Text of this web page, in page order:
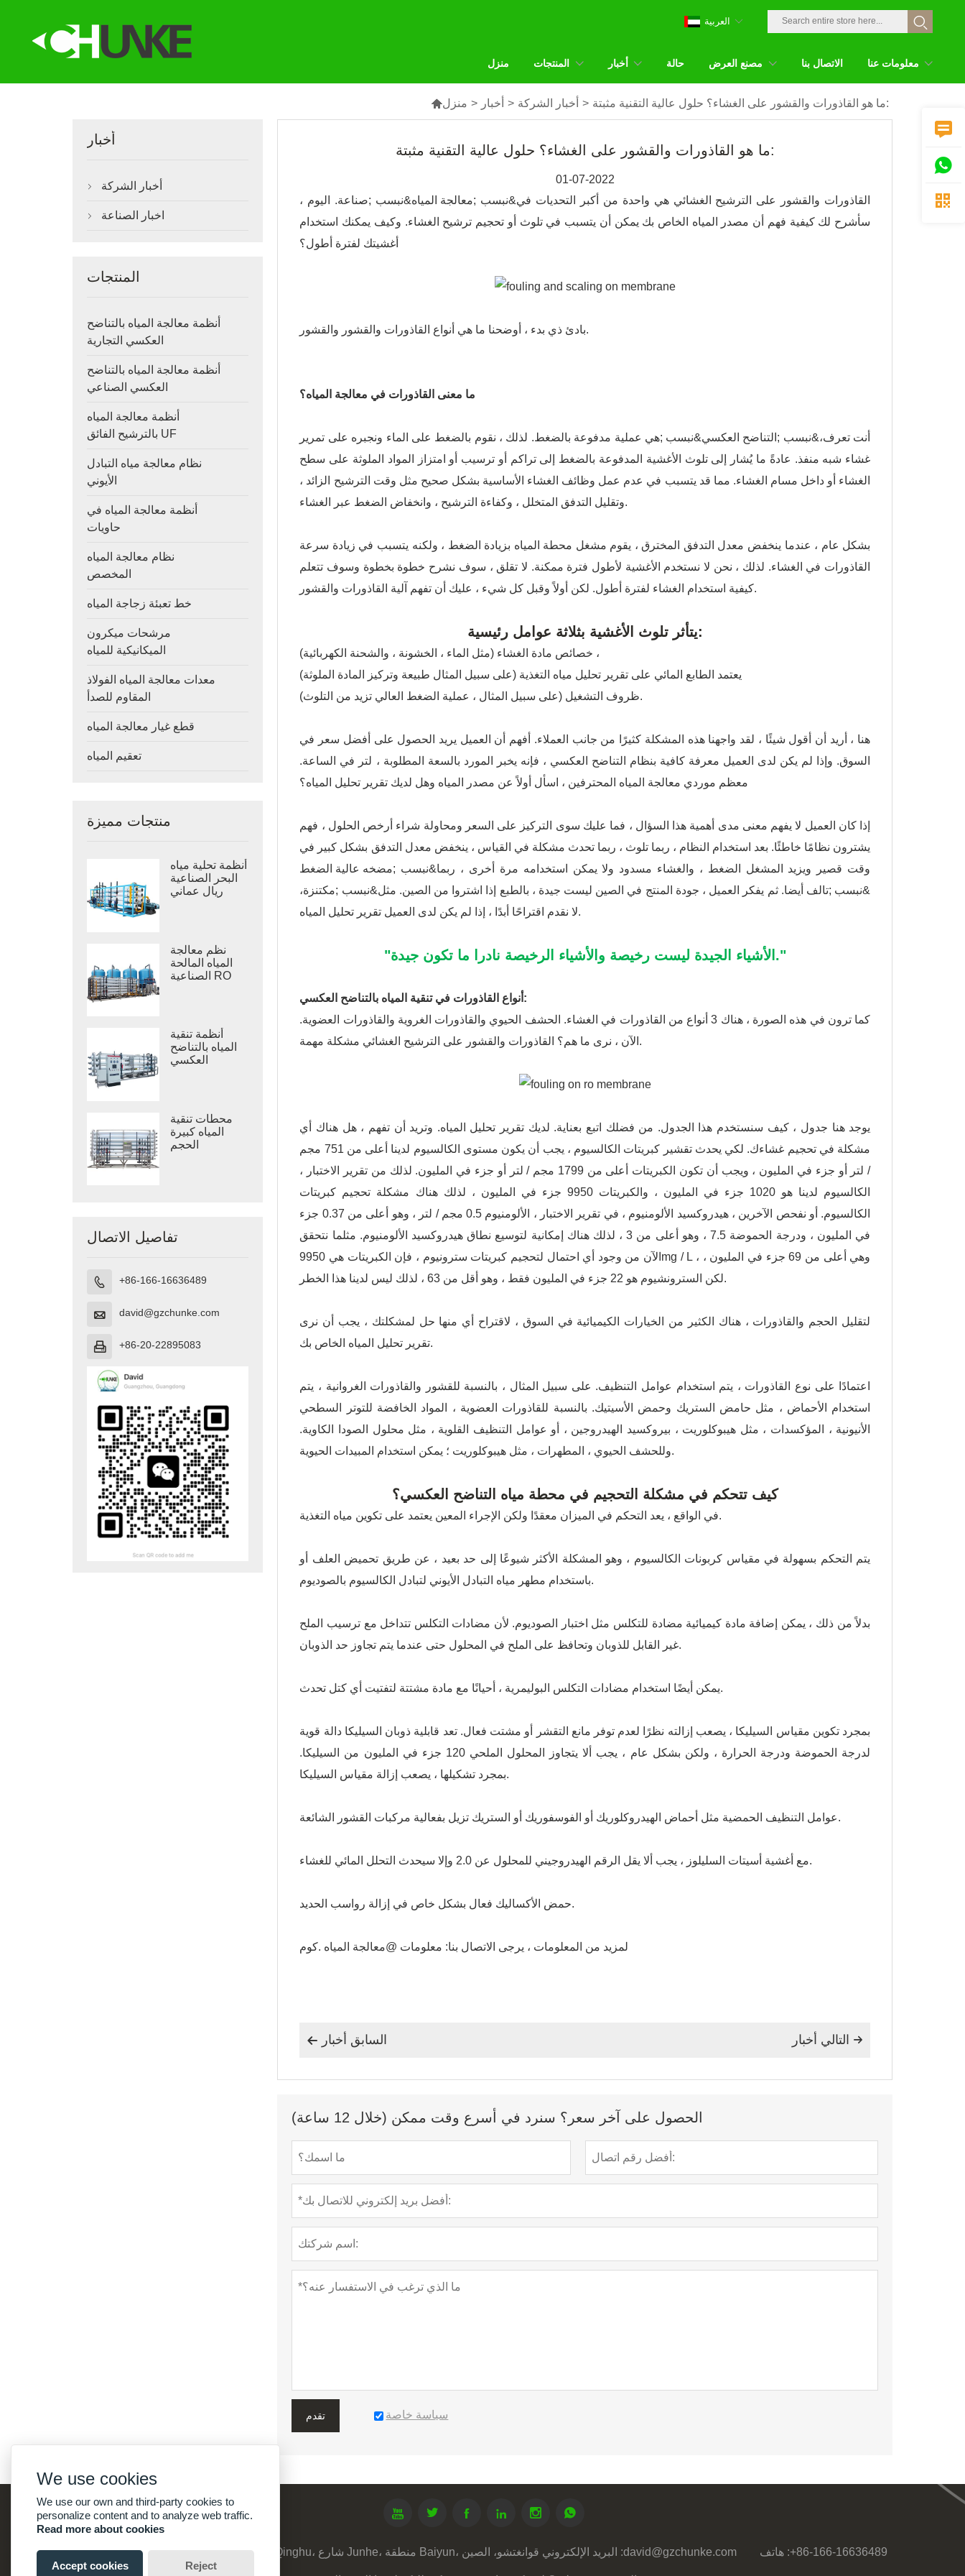
منزل المنتجات أخبار حالة مصنع العرض الاتصال بنا معلومات عنا
العربية
منزل > أخبار > أخبار الشركة > ما هو القاذورات والقشور على الغشاء؟ حلول عالية التقنية مثبتة:
أخبار
 أخبار الشركة
 اخبار الصناعة
المنتجات
أنظمة معالجة المياه بالتناضح
العكسي التجارية
أنظمة معالجة المياه بالتناضح
العكسي الصناعي
أنظمة معالجة المياه
بالترشيح الفائق UF
نظام معالجة مياه التبادل
الأيوني
أنظمة معالجة المياه في
حاويات
نظام معالجة المياه
المخصص
خط تعبئة زجاجة المياه
مرشحات ميكرون
الميكانيكية للمياه
معدات معالجة المياه الفولاذ
المقاوم للصدأ
قطع غيار معالجة المياه
تعقيم المياه
منتجات مميزة
أنظمة تحلية مياه
البحر الصناعية
ريال عماني
نظم معالجة
المياه المالحة
الصناعية RO
أنظمة تنقية
المياه بالتناضح
العكسي
محطات تنقية
المياه كبيرة
الحجم
تفاصيل الاتصال
 +86-166-16636489
 david@gzchunke.com
 +86-20-22895083
ما هو القاذورات والقشور على الغشاء؟ حلول عالية التقنية مثبتة:
01-07-2022
القاذورات والقشور على الترشيح الغشائي هي واحدة من أكبر التحديات في&نبسب ;معالجة المياه&نبسب ;صناعة. اليوم ،
سأشرح لك كيفية فهم أن مصدر المياه الخاص بك يمكن أن يتسبب في تلوث أو تحجيم ترشيح الغشاء. وكيف يمكنك استخدام
أغشيتك لفترة أطول؟
بادئ ذي بدء ، أوضحنا ما هي أنواع القاذورات والقشور والقشور.
ما معنى القاذورات في معالجة المياه؟
أنت تعرف،&نبسب ; التناضح العكسي&نبسب ;هي عملية مدفوعة بالضغط. لذلك ، نقوم بالضغط على الماء ونجبره على تمرير
غشاء شبه منفذ. عادةً ما يُشار إلى تلوث الأغشية المدفوعة بالضغط إلى تراكم أو ترسيب أو امتزاز المواد الملوثة على سطح
الغشاء أو داخل مسام الغشاء. مما قد يتسبب في عدم عمل وظائف الغشاء الأساسية بشكل صحيح مثل وقت الترشيح الزائد ،
وتقليل التدفق المتخلل ، وكفاءة الترشيح ، وانخفاض الضغط عبر الغشاء.
بشكل عام ، عندما ينخفض ​​معدل التدفق المخترق ، يقوم مشغل محطة المياه بزيادة الضغط ، ولكنه يتسبب في زيادة سرعة
القاذورات في الغشاء. لذلك ، نحن لا نستخدم الأغشية لأطول فترة ممكنة. لا تقلق ، سوف نشرح خطوة بخطوة وسوف تتعلم
كيفية استخدام الغشاء لفترة أطول. لكن أولاً وقبل كل شيء ، عليك أن تفهم آلية القاذورات والقشور.
يتأثر تلوث الأغشية بثلاثة عوامل رئيسية:
خصائص مادة الغشاء (مثل الماء ، الخشونة ، والشحنة الكهربائية) ،
يعتمد الطابع المائي على تقرير تحليل مياه التغذية (على سبيل المثال طبيعة وتركيز المادة الملوثة)
ظروف التشغيل (على سبيل المثال ، عملية الضغط العالي تزيد من التلوث).
هنا ، أريد أن أقول شيئًا ، لقد واجهنا هذه المشكلة كثيرًا من جانب العملاء. أفهم أن العميل يريد الحصول على أفضل سعر في
السوق. وإذا لم يكن لدى العميل معرفة كافية بنظام التناضح العكسي ، فإنه يخبر المورد بالسعة المطلوبة ، لتر في الساعة.
معظم موردي معالجة المياه المحترفين ، اسأل أولاً عن مصدر المياه وهل لديك تقرير تحليل المياه؟
إذا كان العميل لا يفهم معنى مدى أهمية هذا السؤال ، فما عليك سوى التركيز على السعر ومحاولة شراء أرخص الحلول ، فهم
يشترون نظامًا خاطئًا. بعد استخدام النظام ، ربما تلوث ، ربما تحدث مشكلة في القياس ، ينخفض ​​معدل التدفق بشكل كبير في
وقت قصير ويزيد المشغل الضغط ، والغشاء مسدود ولا يمكن استخدامه مرة أخرى ، ربما&نبسب ;مضخه عالية الضغط
&نبسب ;تالف أيضا. ثم يفكر العميل ، جودة المنتج في الصين ليست جيدة ، بالطبع إذا اشتروا من الصين. مثل&نبسب ;مكتنزة،
لا نقدم اقتراحًا أبدًا ، إذا لم يكن لدى العميل تقرير تحليل المياه.
"الأشياء الجيدة ليست رخيصة والأشياء الرخيصة نادرا ما تكون جيدة."
أنواع القاذورات في تنقية المياه بالتناضح العكسي:
كما ترون في هذه الصورة ، هناك 3 أنواع من القاذورات في الغشاء. الحشف الحيوي والقاذورات الغروية والقاذورات العضوية.
الآن ، نرى ما هم؟ القاذورات والقشور على الترشيح الغشائي مشكلة مهمة.
يوجد هنا جدول ، كيف سنستخدم هذا الجدول. من فضلك اتبع بعناية. لديك تقرير تحليل المياه. وتريد أن تفهم ، هل هناك أي
مشكلة في تحجيم غشاءك. لكي يحدث تقشير كبريتات الكالسيوم ، يجب أن يكون مستوى الكالسيوم لدينا أعلى من 751 مجم
/ لتر أو جزء في المليون ، ويجب أن تكون الكبريتات أعلى من 1799 مجم / لتر أو جزء في المليون. لذلك من تقرير الاختبار ،
الكالسيوم لدينا هو 1020 جزء في المليون ، والكبريتات 9950 جزء في المليون ، لذلك هناك مشكلة تحجيم كبريتات
الكالسيوم. أو نفحص الآخرين ، هيدروكسيد الألومنيوم ، في تقرير الاختبار ، الألومنيوم 0.5 مجم / لتر ، وهو أعلى من 0.37 جزء
في المليون ، ودرجة الحموضة 7.5 ، وهو أعلى من 3 ، لذلك هناك إمكانية لتوسيع نطاق هيدروكسيد الألومنيوم. مثلما نتحقق
الآن من وجود أي احتمال لتحجيم كبريتات سترونيوم ، فإن الكبريتات هي 9950mg / L ، وهي أعلى من 69 جزء في المليون ،
لكن السترونشيوم هو 22 جزء في المليون فقط ، وهو أقل من 63 ، لذلك ليس لدينا هذا الخطر.
لتقليل الحجم والقاذورات ، هناك الكثير من الخيارات الكيميائية في السوق ، لاقتراح أي منها حل لمشكلتك ، يجب أن نرى
تقرير تحليل المياه الخاص بك.
اعتمادًا على نوع القاذورات ، يتم استخدام عوامل التنظيف. على سبيل المثال ، بالنسبة للقشور والقاذورات الغروانية ، يتم
استخدام الأحماض ، مثل حامض الستريك وحمض الأسيتيك. بالنسبة للقاذورات العضوية ، المواد الخافضة للتوتر السطحي
الأنيونية ، المؤكسدات ، مثل هيبوكلوريت ، بيروكسيد الهيدروجين ، أو عوامل التنظيف القلوية ، مثل محلول الصودا الكاوية.
وللحشف الحيوي ، المطهرات ، مثل هيبوكلوريت ؛ يمكن استخدام المبيدات الحيوية.
كيف تتحكم في مشكلة التحجيم في محطة مياه التناضح العكسي؟
في الواقع ، يعد التحكم في الميزان معقدًا ولكن الإجراء المعين يعتمد على تكوين مياه التغذية.
يتم التحكم بسهولة في مقياس كربونات الكالسيوم ، وهو المشكلة الأكثر شيوعًا إلى حد بعيد ، عن طريق تحميض العلف أو
باستخدام مطهر مياه التبادل الأيوني لتبادل الكالسيوم بالصوديوم.
بدلاً من ذلك ، يمكن إضافة مادة كيميائية مضادة للتكلس مثل اختبار الصوديوم. لأن مضادات التكلس تتداخل مع ترسيب الملح
غير القابل للذوبان وتحافظ على الملح في المحلول حتى عندما يتم تجاوز حد الذوبان.
يمكن أيضًا استخدام مضادات التكلس البوليمرية ، أحيانًا مع مادة مشتتة لتفتيت أي كتل تحدث.
بمجرد تكوين مقياس السيليكا ، يصعب إزالته نظرًا لعدم توفر مانع التقشر أو مشتت فعال. تعد قابلية ذوبان السيليكا دالة قوية
لدرجة الحموضة ودرجة الحرارة ، ولكن بشكل عام ، يجب ألا يتجاوز المحلول الملحي 120 جزء في المليون من السيليكا.
بمجرد تشكيلها ، يصعب إزالة مقياس السيليكا.
عوامل التنظيف الحمضية مثل أحماض الهيدروكلوريك أو الفوسفوريك أو الستريك تزيل بفعالية مركبات القشور الشائعة.
مع أغشية أسيتات السليلوز ، يجب ألا يقل الرقم الهيدروجيني للمحلول عن 2.0 وإلا سيحدث التحلل المائي للغشاء.
حمض الأكساليك فعال بشكل خاص في إزالة رواسب الحديد.
لمزيد من المعلومات ، يرجى الاتصال بنا: معلومات @معالجة المياه .كوم
 السابق أخبار  التالي أخبار
الحصول على آخر سعر؟ سنرد في أسرع وقت ممكن (خلال 12 ساعة)
تقدم سياسة خاصة
     
عنوان : رقم: 8، Suyuanzhuang، قرية Qinghu، شارع Junhe، منطقة Baiyun، قوانغتشو، الصين البريد الإلكتروني :david@gzchunke.com هاتف :+86-166-16636489



We use cookies
We use our own and third-party cookies to
personalize content and to analyze web traffic.
Read more about cookies
Accept cookies Reject